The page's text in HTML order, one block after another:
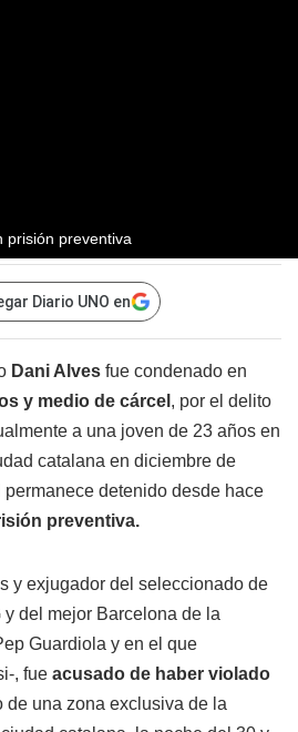
prisión preventiva
Diario UNO en
Dani Alves fue condenado en
y medio de cárcel , por el delito
a una joven de 23 años en
catalana en diciembre de
detenido desde hace
preventiva.
y exjugador del seleccionado de
del mejor Barcelona de la
Guardiola y en el que
, fue acusado de haber violado
de una zona exclusiva de la